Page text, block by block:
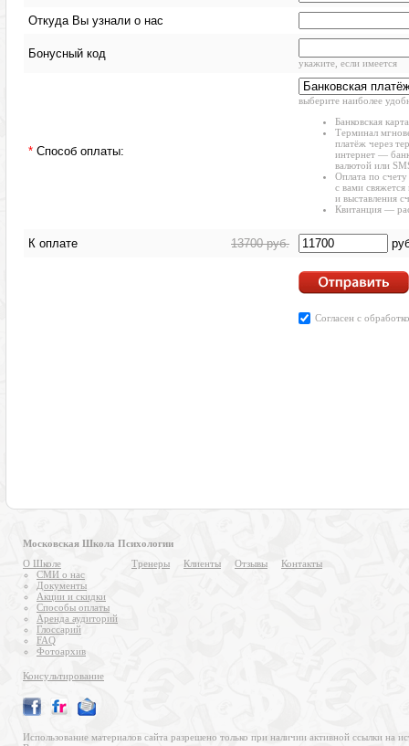
Московская Школа Психологии
О Школе
СМИ о нас
Документы
Акции и скидки
Способы оплаты
Аренда аудиторий
Глоссарий
FAQ
Фотоархив
Тренеры Клиенты Отзывы Контакты
Консультирование
Использование материалов сайта разрешено только при наличии активной ссылки на